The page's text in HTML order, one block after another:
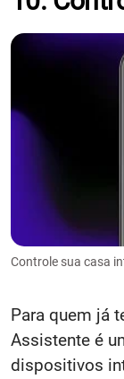
Controle sua casa
Para quem já
Assistente é
dispositivos